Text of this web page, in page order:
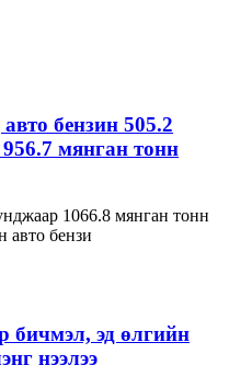
бензин 505.2
мянган тонн
1066.8 мянган тонн
авто бензи
бичмэл, эд өлгийн
нээлээ